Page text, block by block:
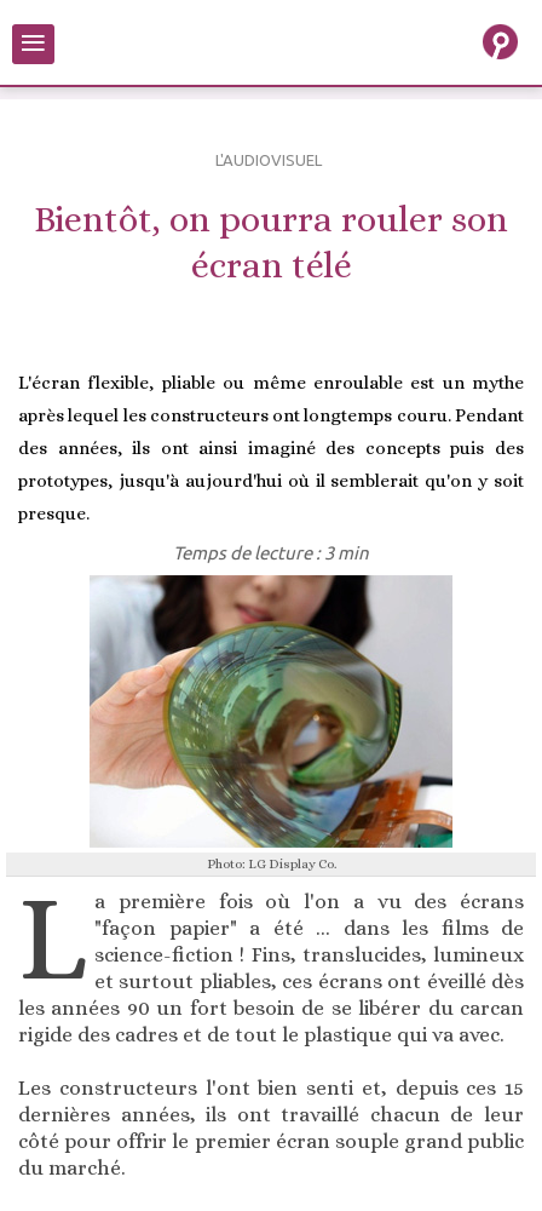
≡
L'AUDIOVISUEL
Bientôt, on pourra rouler son
écran télé
L'écran flexible, pliable ou même enroulable est un mythe
après lequel les constructeurs ont longtemps couru. Pendant
des années, ils ont ainsi imaginé des concepts puis des
prototypes, jusqu'à aujourd'hui où il semblerait qu'on y soit
presque.
Temps de lecture : 3 min
Photo: LG Display Co.
L a première fois où l'on a vu des écrans
"façon papier" a été ... dans les films de
science-fiction ! Fins, translucides, lumineux
et surtout pliables, ces écrans ont éveillé dès
les années 90 un fort besoin de se libérer du carcan
rigide des cadres et de tout le plastique qui va avec.
Les constructeurs l'ont bien senti et, depuis ces 15
dernières années, ils ont travaillé chacun de leur
côté pour offrir le premier écran souple grand public
du marché.